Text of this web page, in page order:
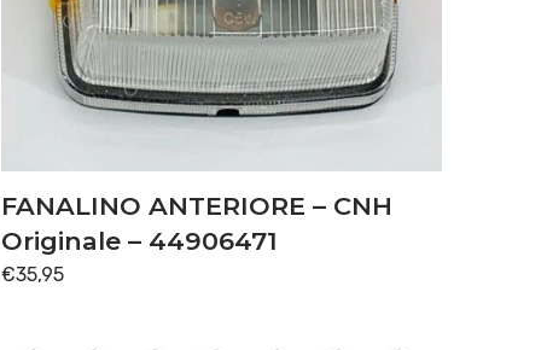
FANALINO ANTERIORE – CNH
Originale – 44906471
€35,95